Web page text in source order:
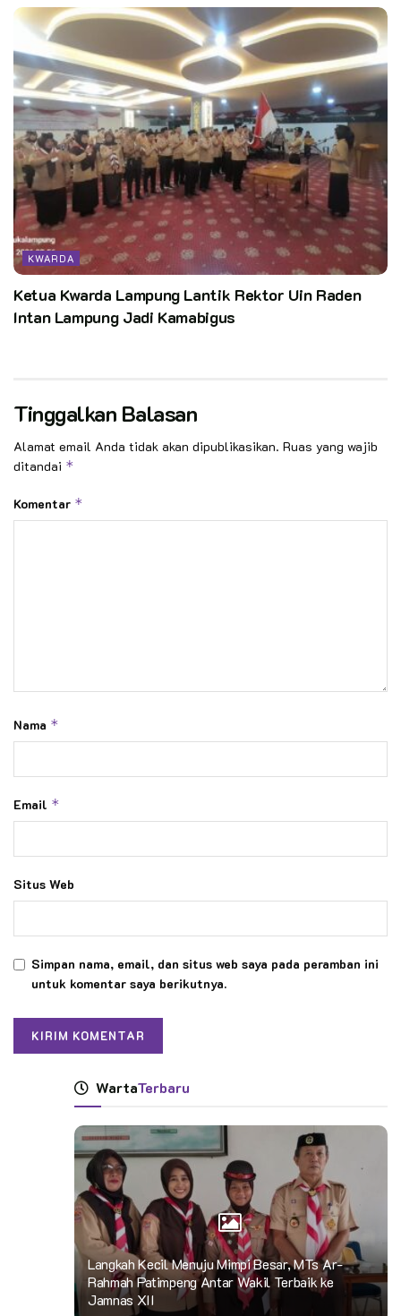
KWARDA
Ketua Kwarda Lampung Lantik Rektor Uin Raden
Intan Lampung Jadi Kamabigus
Tinggalkan Balasan
Alamat email Anda tidak akan dipublikasikan. Ruas yang wajib
ditandai *
Komentar *
Nama *
Email *
Situs Web
Simpan nama, email, dan situs web saya pada peramban ini
untuk komentar saya berikutnya.
WartaTerbaru
Langkah Kecil Menuju Mimpi Besar, MTs Ar-
Rahmah Patimpeng Antar Wakil Terbaik ke
Jamnas XII